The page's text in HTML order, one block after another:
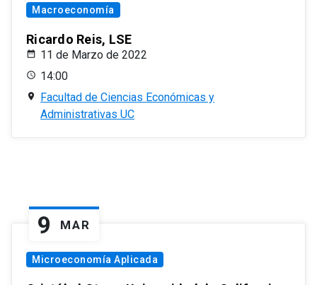
Macroeconomía
Ricardo Reis, LSE
11 de Marzo de 2022
14:00
Facultad de Ciencias Económicas y
Administrativas UC
9 MAR
Microeconomía Aplicada